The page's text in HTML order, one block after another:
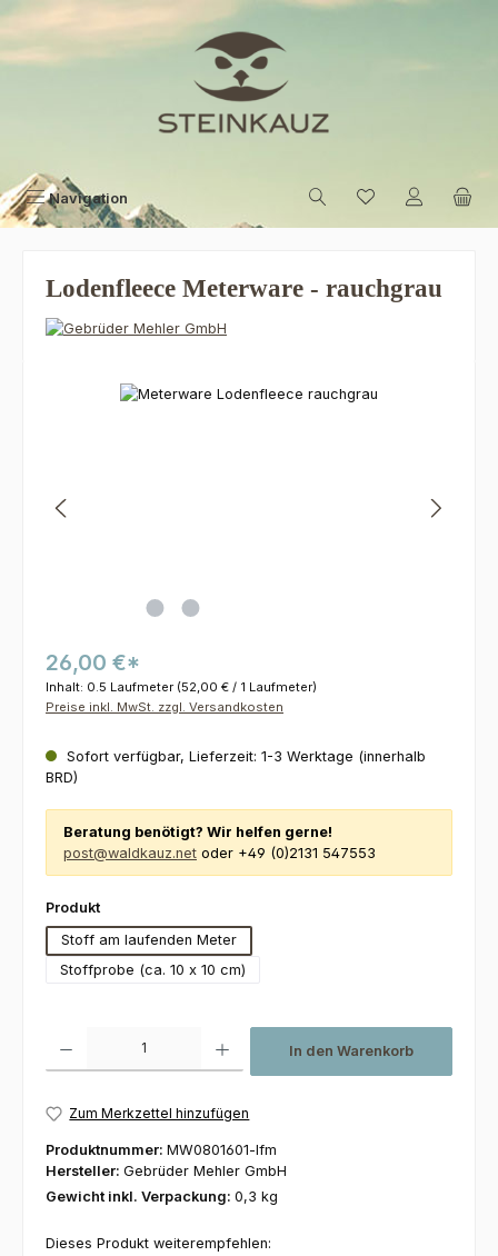
Zum Hauptinhalt springen
Navigation
Lodenfleece Meterware - rauchgrau
Bildergalerie überspringen
26,00 €*
Inhalt: 0.5 Laufmeter (52,00 € / 1 Laufmeter)
Preise inkl. MwSt. zzgl. Versandkosten
Sofort verfügbar, Lieferzeit: 1-3 Werktage (innerhalb
BRD)
Beratung benötigt? Wir helfen gerne!
post@waldkauz.net oder +49 (0)2131 547553
Produktauswählen
Stoff am laufenden Meter
Stoffprobe (ca. 10 x 10 cm)
In den Warenkorb
Zum Merkzettel hinzufügen
Produktnummer: MW0801601-lfm
Hersteller: Gebrüder Mehler GmbH
Gewicht inkl. Verpackung: 0,3 kg
Dieses Produkt weiterempfehlen: